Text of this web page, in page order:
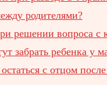
родителями?
решении вопроса с
забрать ребенка у
с отцом после